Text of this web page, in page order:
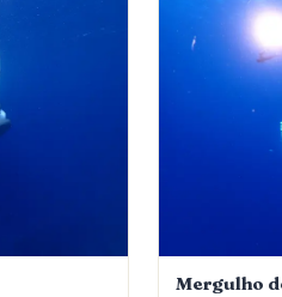
Mergulho